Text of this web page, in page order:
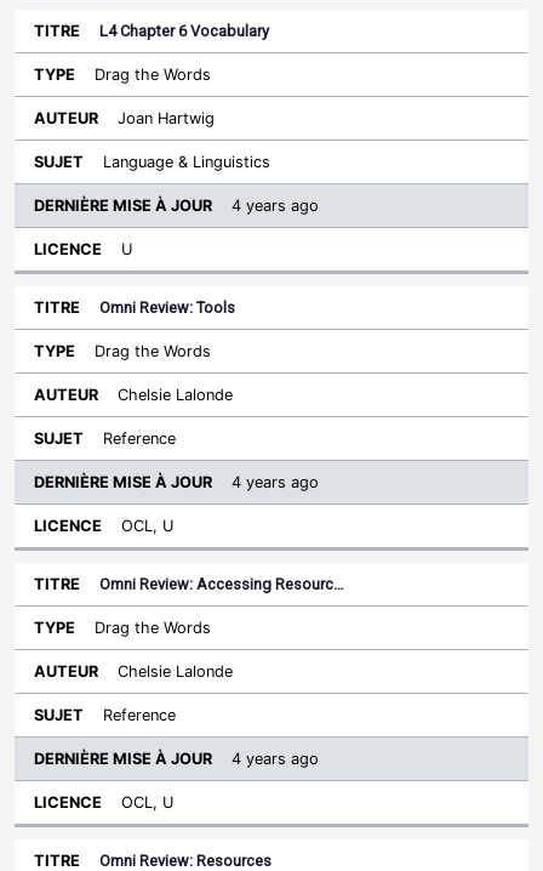
L4 Chapter 6 Vocabulary
Drag the Words
Joan Hartwig
Language & Linguistics
4 years ago
U
Omni Review: Tools
Drag the Words
Chelsie Lalonde
Reference
4 years ago
OCL, U
Omni Review: Accessing Resourc…
Drag the Words
Chelsie Lalonde
Reference
4 years ago
OCL, U
Omni Review: Resources